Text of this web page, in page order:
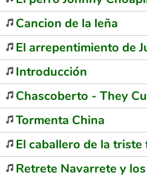
Cancion de la leña
El arrepentimiento de
Introducción
Chascoberto - They
Tormenta China
El caballero de la triste
Retrete Navarrete y